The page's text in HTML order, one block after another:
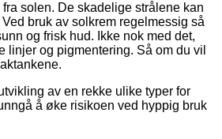
solen. De skadelige strålene kan
bruk av solkrem regelmessig så
og frisk hud. Ikke nok med det,
linjer og pigmentering. Så om du vil
av en rekke ulike typer for
å øke risikoen ved hyppig bruk